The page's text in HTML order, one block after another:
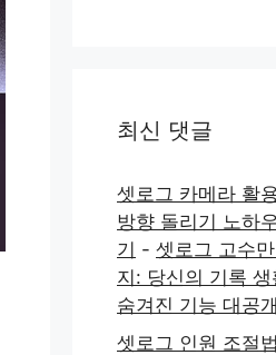
최신 댓글
셋로그 카메라 활
방향 돌리기 노하
기 - 셋로그 고수
지: 당신의 기록
숨겨진 기능 대공개
셋로그 인원 조절